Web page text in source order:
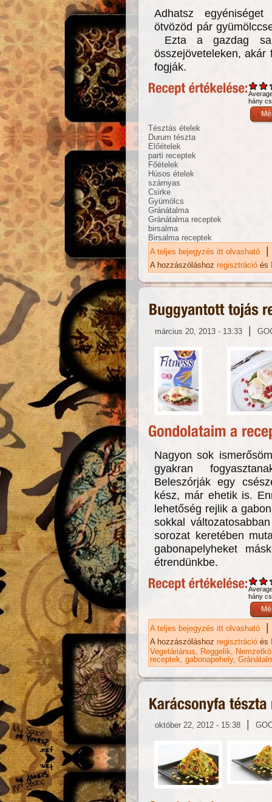
Adhatsz
ötvözöd pár
Ezta a gazdag
összejöveteleken, akár
fogják.
hány
Tésztás ételek
Durum tészta
Előételek
parti receptek
Főételek
Húsos ételek
szárnyas
Csirke
Gyümölcs
Gránátalma
Gránátalma receptek
birsalma
Birsalma receptek
A teljes bejegyzés itt olvasható
|
A hozzászóláshoz regisztráció és
március 20, 2013 - 13:33 |
Nagyon sok
gyakran
Beleszórják egy
kész, már ehetik is.
lehetőség rejlik a
sokkal
sorozat keretében
gabonapelyheket
étrendünkbe.
hány
A teljes bejegyzés itt olvasható |
A hozzászóláshoz regisztráció és
Vegetáriánus
Reggelik
receptek gabonapehely
október 22, 2012 - 15:38 |